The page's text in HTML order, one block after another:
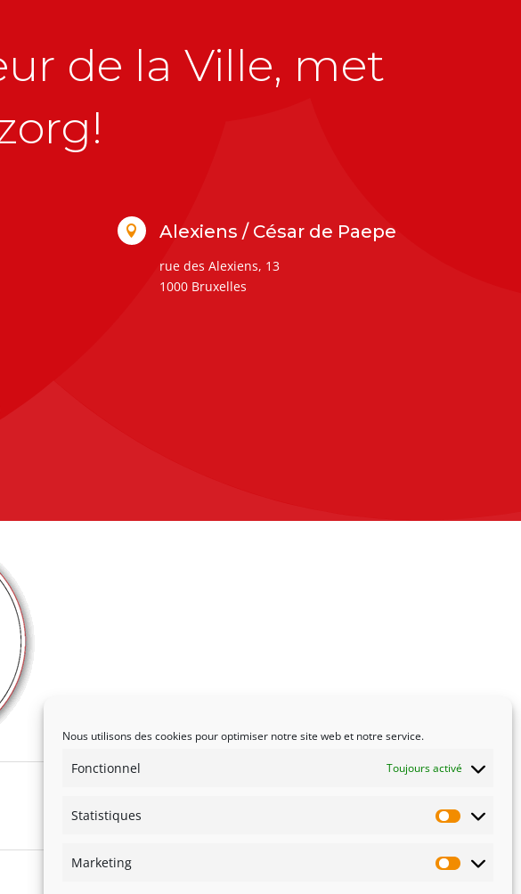
Nous utilisons des cookies pour optimiser notre site web et notre service.
Fonctionnel Toujours activé
Statistiques
Marketing
Marketing
de la Ville, met
 Alexiens / César de Paepe
rue des Alexiens, 13
1000 Bruxelles